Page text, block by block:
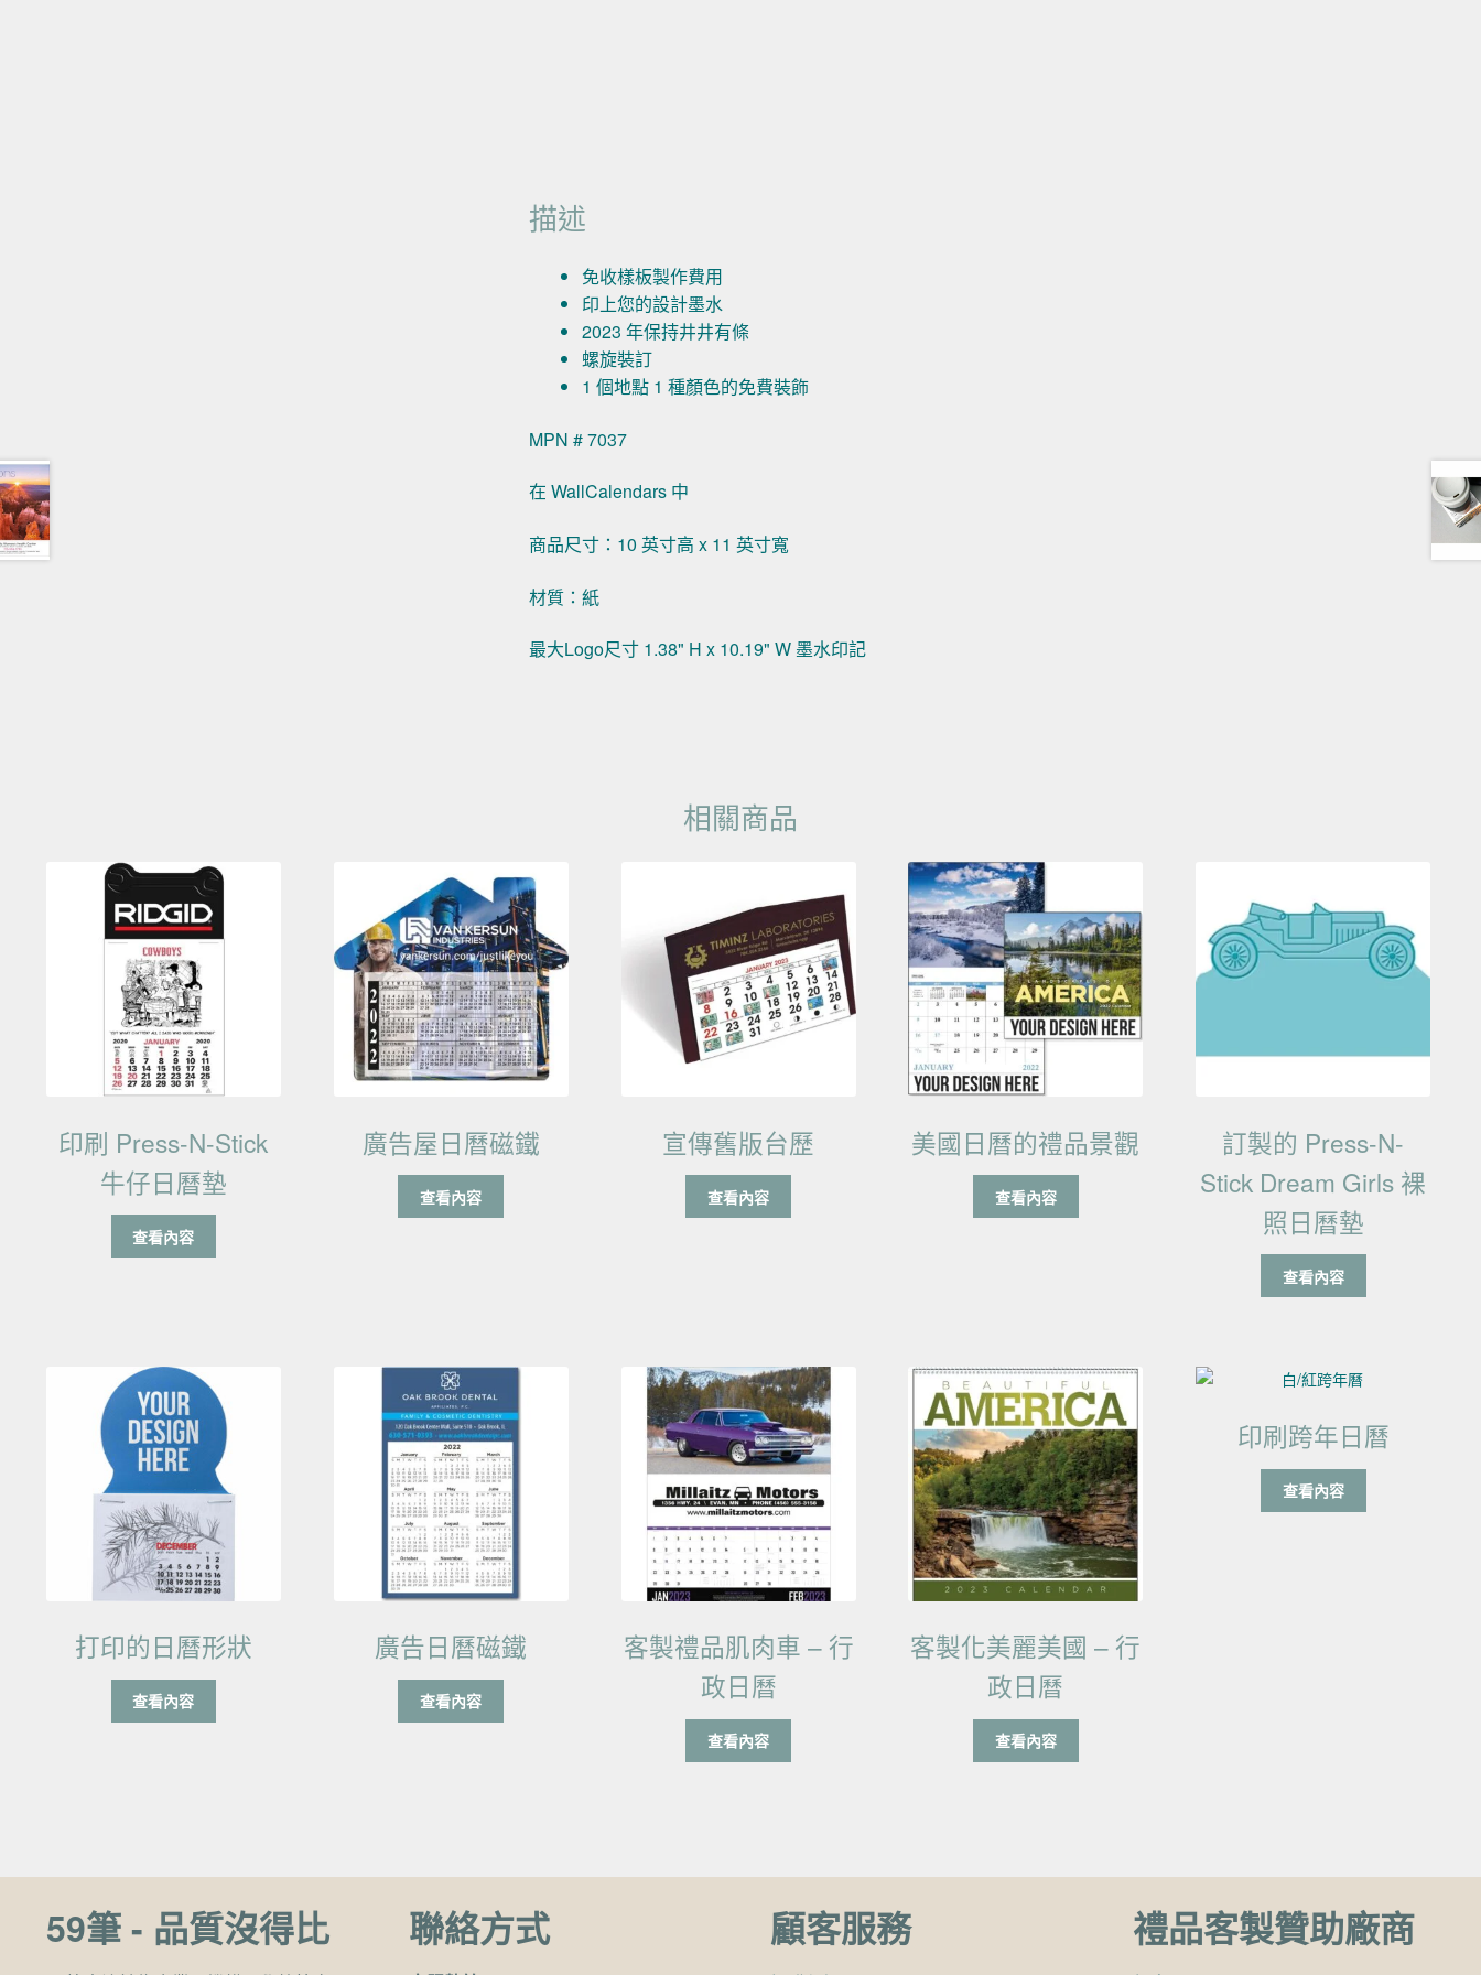
描述
免收樣板製作費用
印上您的設計墨水
2023 年保持井井有條
螺旋裝訂
1 個地點 1 種顏色的免費裝飾
MPN # 7037
在 WallCalendars 中
商品尺寸：10 英寸高 x 11 英寸寬
材質：紙
最大Logo尺寸 1.38" H x 10.19" W 墨水印記
相關商品
印刷 Press-N-Stick
牛仔日曆墊
查看內容
廣告屋日曆磁鐵
查看內容
宣傳舊版台歷
查看內容
美國日曆的禮品景觀
查看內容
訂製的 Press-N-
Stick Dream Girls 裸
照日曆墊
查看內容
打印的日曆形狀
查看內容
廣告日曆磁鐵
查看內容
客製禮品肌肉車 – 行
政日曆
查看內容
客製化美麗美國 – 行
政日曆
查看內容
印刷跨年日曆
查看內容
59筆 - 品質沒得比 聯絡方式 顧客服務 禮品客製贊助廠商